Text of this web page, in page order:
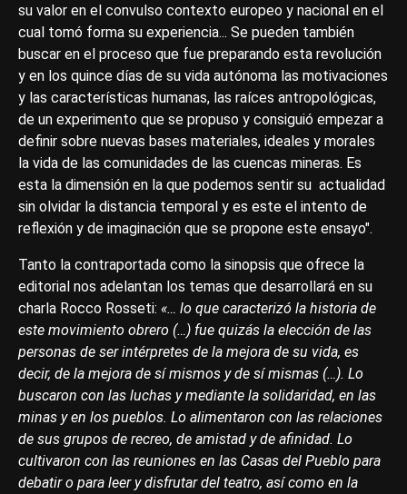
su valor en el convulso contexto europeo y nacional en el
cual tomó forma su experiencia... Se pueden también
buscar en el proceso que fue preparando esta revolución
y en los quince días de su vida autónoma las motivaciones
y las características humanas, las raíces antropológicas,
de un experimento que se propuso y consiguió empezar a
definir sobre nuevas bases materiales, ideales y morales
la vida de las comunidades de las cuencas mineras. Es
esta la dimensión en la que podemos sentir su actualidad
sin olvidar la distancia temporal y es este el intento de
reflexión y de imaginación que se propone este ensayo".
Tanto la contraportada como la sinopsis que ofrece la
editorial nos adelantan los temas que desarrollará en su
charla Rocco Rosseti: «… lo que caracterizó la historia de
este movimiento obrero (…) fue quizás la elección de las
personas de ser intérpretes de la mejora de su vida, es
decir, de la mejora de sí mismos y de sí mismas (…). Lo
buscaron con las luchas y mediante la solidaridad, en las
minas y en los pueblos. Lo alimentaron con las relaciones
de sus grupos de recreo, de amistad y de afinidad. Lo
cultivaron con las reuniones en las Casas del Pueblo para
debatir o para leer y disfrutar del teatro, así como en la